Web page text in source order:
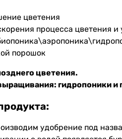
цветения
процесса цветения
порошок
цветения.
гидропоники и
удобрение под